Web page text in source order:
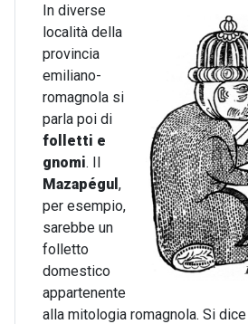
In diverse
località della
provincia
emiliano-
romagnola si
parla poi di
folletti e
gnomi. Il
Mazapégul ,
per esempio,
sarebbe un
folletto
domestico
appartenente
alla mitologia romagnola. Si